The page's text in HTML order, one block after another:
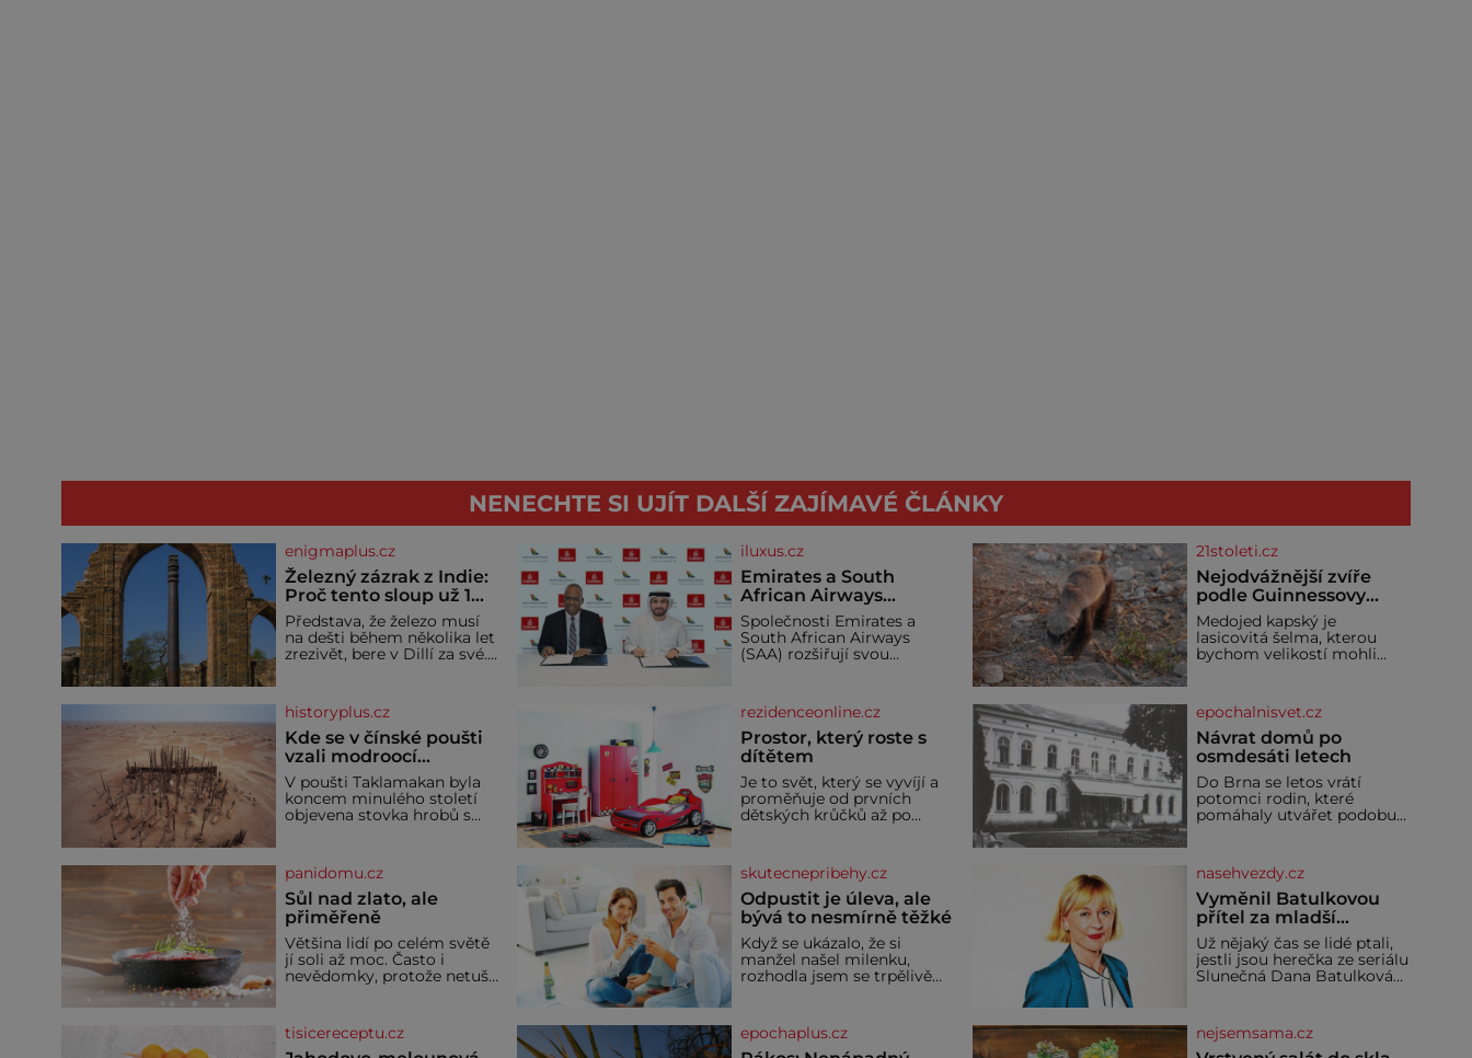
NENECHTE SI UJÍT DALŠÍ ZAJÍMAVÉ ČLÁNKY
enigmaplus.cz
Železný zázrak z Indie:
Proč tento sloup už 1
600 let nezná rez?
Představa, že železo musí
na dešti během několika let
zrezivět, bere v Dillí za své.
vysoký železný sloup, který
už přibližně 1 600 let
odolává počasí
iluxus.cz
Emirates a South
African Airways
rozšiřují partnerství.
Cestujícím nově
zpřístupní dalších
Společnosti Emirates a
South African Airways
(SAA) rozšiřují svou
dohoda zpřístupní
cestujícím devět dalších
destinací v jižní a střední
Africe a u
21stoleti.cz
Nejodvážnější zvíře
podle Guinnessovy
knihy rekordů?
Šelmička s pruhem na
hřbetě!
Medojed kapský je
lasicovitá šelma, kterou
bychom velikostí mohli
nebojácná, ostatně bývá
označována za
nejodvážnější zvíře vůbec. V
této souvislosti je dokonc
historyplus.cz
Kde se v čínské poušti
vzali modroocí
blonďáci?
V poušti Taklamakan byla
koncem minulého století
objevena stovka hrobů s
byli pohřbeni s úctou a
četnými milodary. Asi
nejvíc přitom vědce zaujal
hrob tříměsíčního
chlapečka s modrou
filcovou čapkou, z níž se
draly blonďaté vlásky. Fakt,
že jsou těla dávných lidí
klimatickým podmínkám.
Sucho, prosolené písky a
rezidenceonline.cz
Prostor, který roste s
dítětem
Je to svět, který se vyvíjí a
proměňuje od prvních
dětských krůčků až po
bezpečí, kreativitu,
soustředění i odpočinek a
reaguje na každou etapu
života a specifické potřeby
dítěte. Pro nejmenší je
klíčová jednoduchost,
měkkost a bezpečí, proto
by pokoj miminka měl
epochalnisvet.cz
Návrat domů po
osmdesáti letech
Do Brna se letos vrátí
potomci rodin, které
pomáhaly utvářet podobu
světová válka. Příběhy rodů
Placzek, Löw-Beer,
Fuhrmann, Kohn a Stiassni
se stanou jednou z hlavních
dramaturgických linií
festivalu židovské kultury
ŠTETL FEST 2026. Některé
návraty nejsou jednoduché.
vyprávění, už dávno
panidomu.cz
Sůl nad zlato, ale
přiměřeně
Většina lidí po celém světě
jí soli až moc. Často i
nevědomky, protože netuší,
vyráběných potravinách,
dokonce i těch sladkých.
skutecnepribehy.cz
Odpustit je úleva, ale
bývá to nesmírně těžké
Když se ukázalo, že si
manžel našel milenku,
rozhodla jsem se trpělivě
rodině. Možná je to jedna z
nejtěžších věcí na světě. Ale
nasehvezdy.cz
Vyměnil Batulkovou
přítel za mladší
exemplář?
Už nějaký čas se lidé ptali,
jestli jsou herečka ze seriálu
Slunečná Dana Batulková
vůbec spolu. Herečka od
sebe přítele od samého
tisicereceptu.cz epochaplus.cz nejsemsama.cz